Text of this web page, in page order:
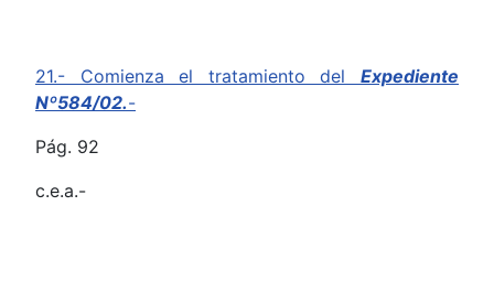
21.- Comienza el tratamiento del Expediente
Nº584/02.-
Pág. 92
c.e.a.-